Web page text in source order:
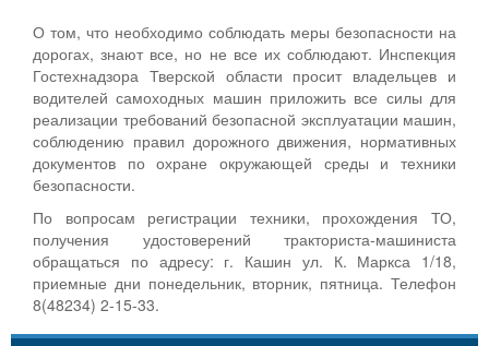
О том, что необходимо соблюдать меры безопасности на
дорогах, знают все, но не все их соблюдают. Инспекция
Гостехнадзора Тверской области просит владельцев и
водителей самоходных машин приложить все силы для
реализации требований безопасной эксплуатации машин,
соблюдению правил дорожного движения, нормативных
документов по охране окружающей среды и техники
безопасности.
По вопросам регистрации техники, прохождения ТО,
получения удостоверений тракториста-машиниста
обращаться по адресу: г. Кашин ул. К. Маркса 1/18,
приемные дни понедельник, вторник, пятница. Телефон
8(48234) 2-15-33.